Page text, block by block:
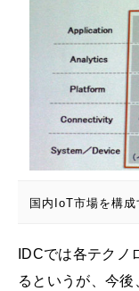
国内IoT市場を構
IDCでは各テクノ
るというが、今